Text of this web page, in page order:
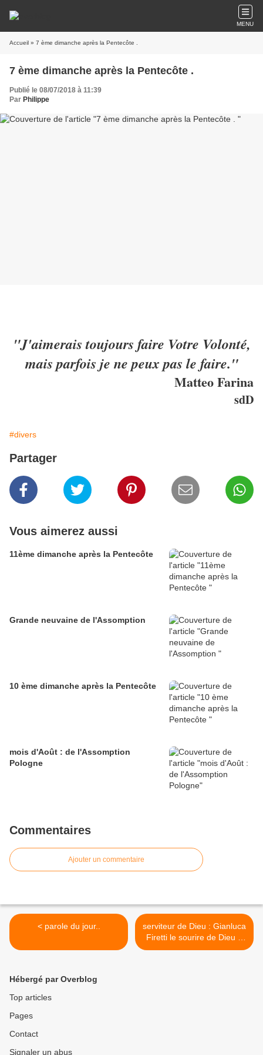
MENU
Accueil » 7 ème dimanche après la Pentecôte .
7 ème dimanche après la Pentecôte .
Publié le 08/07/2018 à 11:39
Par Philippe
"J'aimerais toujours faire Votre Volonté,
mais parfois je ne peux pas le faire."
Matteo Farina
sdD
#divers
Partager
Vous aimerez aussi
11ème dimanche après la Pentecôte
Grande neuvaine de l'Assomption
10 ème dimanche après la Pentecôte
mois d'Août : de l'Assomption
Pologne
Commentaires
Ajouter un commentaire
< parole du jour..
serviteur de Dieu : Gianluca
Firetti le sourire de Dieu à
l'humanité affligée. 8
Hébergé par Overblog
Top articles
Pages
Contact
Signaler un abus